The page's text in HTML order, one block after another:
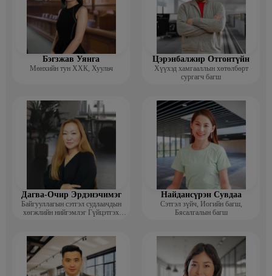
Бэгзжав Уянга
Мөнхийн тун ХХК, Хуульч
Цэрэнбалжир Отгонтүйн
Хүүхэд хамгааллын хөтөлбөрт
сургагч багш
Дагва-Очир Эрдэнэчимэг
Байгууллагын сэтгэл судлаачдын
хөгжлийн нийгэмлэг Гүйцэтгэх
Найдансүрэн Сувдаа
Сэтгэл зүйч, Иогийн багш,
Бясалгалын багш